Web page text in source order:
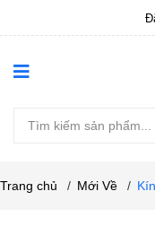
Trang chủ / Mới Về /